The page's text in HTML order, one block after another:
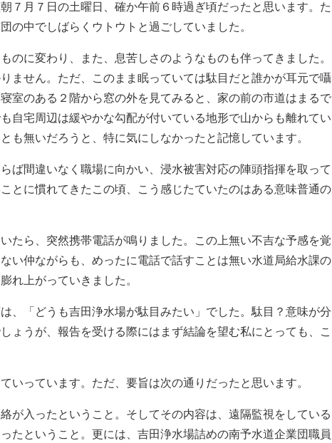
７月７日の土曜日、確か午前６時過ぎ頃だったと思います。た
の中でしばらくウトウトと過ごしていました。
に変わり、また、息苦しさのようなものも伴ってきました。
ません。ただ、このまま眠っていては駄目だと誰かが耳元で囁
室のある２階から窓の外を見てみると、家の前の市道はまるで
自宅周辺は緩やかな勾配が付いている地形で山からも離れてい
も無いだろうと、特に気にしなかったと記憶しています。
ば間違いなく職場に向かい、浸水被害対応の陣頭指揮を取って
とに慣れてきたこの頃、こう感じたていたのはある意味普通の
たら、突然携帯電話が鳴りました。この上無い不吉な予感を覚
い仲ながらも、めったに電話で話すことは無い水道局給水課の
れ上がっていきました。
、「どうも吉田浄水場が駄目みたい」でした。駄目？意味が分
ょうが、報告を受ける際にはまず結論を望む私にとっても、こ
っています。ただ、要旨は次の通りだったと思います。
が入ったということ。そしてその内容は、遠隔監視をしている
たということ。更には、吉田浄水場詰めの南予水道企業団職員